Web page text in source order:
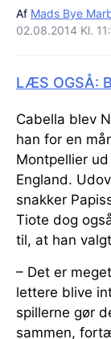
Af Mads Bye
02.08.2014 Kl.
LÆS OGSÅ:
Cabella blev
han for en
Montpellier
England.
snakker
Tiote dog
til, at han
– Det er
lettere blive
spillerne gør
sammen,